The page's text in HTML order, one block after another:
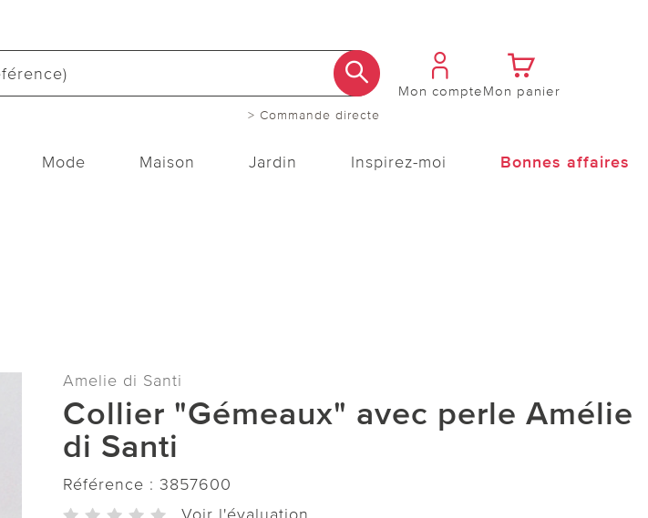
> Commande directe
Mon compteMon panier
Mode Maison Jardin Inspirez-moi Bonnes affaires
Amelie di Santi
Collier "Gémeaux" avec perle Amélie
di Santi
Référence : 3857600
Voir l'évaluation